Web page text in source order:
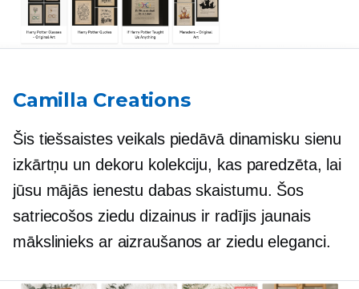
Camilla Creations
Šis tiešsaistes veikals piedāvā dinamisku sienu
izkārtņu un dekoru kolekciju, kas paredzēta, lai
jūsu mājās ienestu dabas skaistumu. Šos
satriecošos ziedu dizainus ir radījis jaunais
mākslinieks ar aizraušanos ar ziedu eleganci.